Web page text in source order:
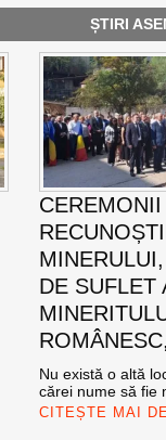
ȘTIRI
DE SUFLET
Nu există o altă
cărei nume să fie
CITEȘTE MAI